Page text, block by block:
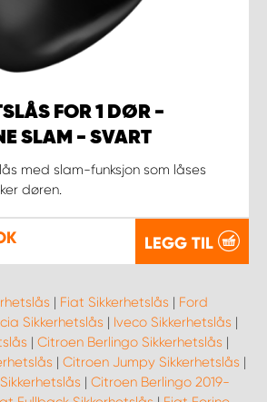
FOR 1 DØR -
SLAM - SVART
med slam-funksjon som låses
døren.
LEGG TIL
| Fiat Sikkerhetslås | Ford
Sikkerhetslås | Iveco Sikkerhetslås |
| Citroen Berlingo Sikkerhetslås |
| Citroen Jumpy Sikkerhetslås |
| Citroen Berlingo 2019-